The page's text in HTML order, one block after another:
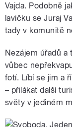
Vajda. Podobně
lavičku se Juraj
tady v komunitě
Nezájem úřadů a
vůbec
fotí. Líbí se jim a
– přilákat další
světy v jediném